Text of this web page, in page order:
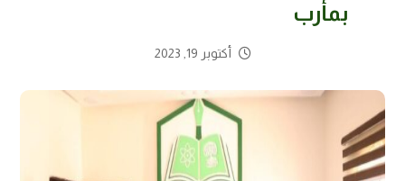
بمأرب
أكتوبر 19, 2023